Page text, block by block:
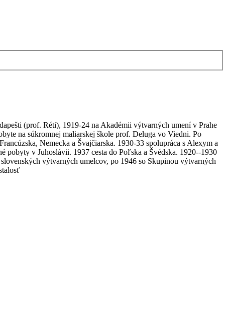
(prof. Réti), 1919-24 na Akadémii výtvarných umení v Prahe
na súkromnej maliarskej škole prof. Deluga vo Viedni. Po
Nemecka a Švajčiarska. 1930-33 spolupráca s Alexym a
pobyty v Juhoslávii. 1937 cesta do Poľska a Švédska. 1920--1930
výtvarných umelcov, po 1946 so Skupinou výtvarných